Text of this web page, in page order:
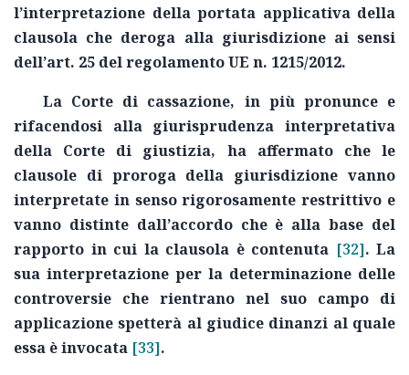
l’interpretazione della portata applicativa della
clausola che deroga alla giurisdizione ai sensi
dell’art. 25 del regolamento UE n. 1215/2012.
La Corte di cassazione, in più pronunce e
rifacendosi alla giurisprudenza interpretativa
della Corte di giustizia, ha affermato che le
clausole di proroga della giurisdizione vanno
interpretate in senso rigorosamente restrittivo e
vanno distinte dall’accordo che è alla base del
rapporto in cui la clausola è contenuta [32]. La
sua interpretazione per la determinazione delle
controversie che rientrano nel suo campo di
applicazione spetterà al giudice dinanzi al quale
essa è invocata [33].